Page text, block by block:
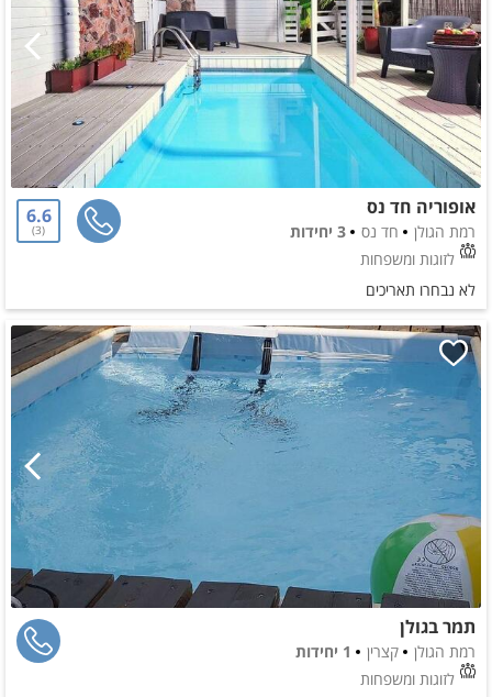
אופוריה חד נס
רמת הגולן חד נס
3 יחידות
לזוגות ומשפחות
6.6
3
לא נבחרו תאריכים
תמר בגולן
רמת הגולן קצרין
1 יחידות
לזוגות ומשפחות